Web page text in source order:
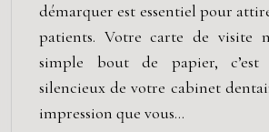
démarquer est essentiel pour
patients. Votre carte de visite
simple bout de papier, c’est
silencieux de votre cabinet
impression que vous…